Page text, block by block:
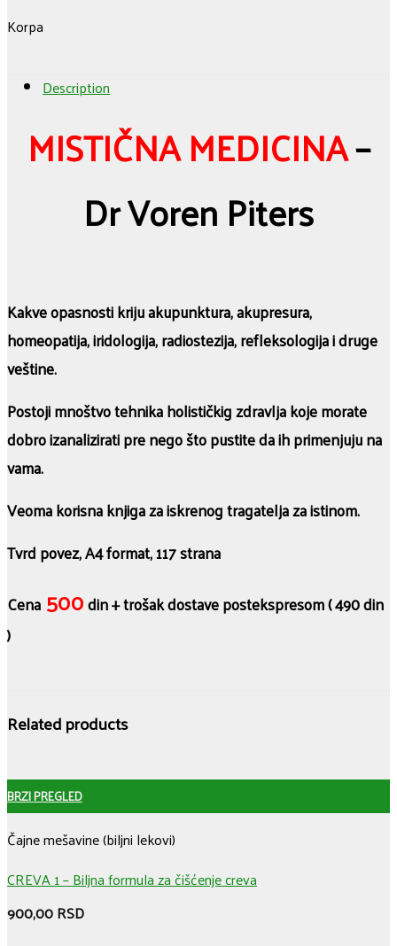
Korpa
Description
MISTIČNA MEDICINA–
Dr Voren Piters
Kakve opasnosti kriju akupunktura, akupresura,
homeopatija, iridologija, radiostezija, refleksologija i druge
veštine.
Postoji mnoštvo tehnika holističkig zdravlja koje morate
dobro izanalizirati pre nego što pustite da ih primenjuju na
vama.
Veoma korisna knjiga za iskrenog tragatelja za istinom.
Tvrd povez, A4 format, 117 strana
Cena500din + trošak dostave postekspresom ( 490 din
)
Related products
BRZI PREGLED
Čajne mešavine (biljni lekovi)
CREVA 1 – Biljna formula za čišćenje creva
900,00RSD